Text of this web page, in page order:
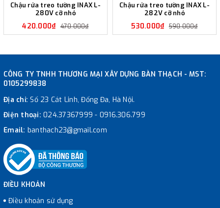
Chậu rửa treo tường INAX L-
280V cỡ nhỏ
420.000₫ 470.000₫
Chậu rửa treo tường INAX L-
282V cỡ nhỏ
530.000₫ 590.000₫
CÔNG TY TNHH THƯƠNG MẠI XÂY DỰNG BÀN THẠCH - MST:
0105299838
Địa chỉ:Số 23 Cát Linh, Đống Đa, Hà Nội.
Điện thoại: 024.37367999 - 0916.306.799
Email: banthach23@gmail.com
ĐIỀU KHOẢN
Điều khoản sử dụng